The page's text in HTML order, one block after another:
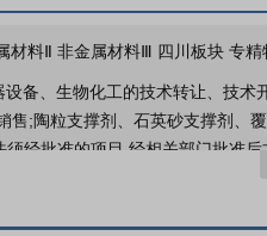
材料Ⅱ 非金属材料Ⅲ 四川板块 专
设备、生物化工的技术转让、技
售;陶粒支撑剂、石英砂支撑剂、
经批准的项目,经相关部门批准
生产和销售